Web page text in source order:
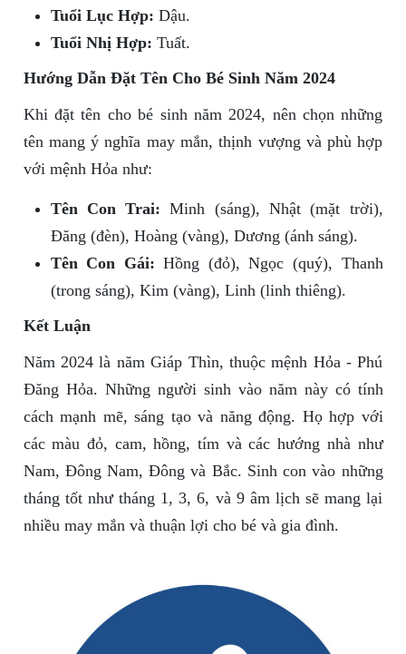
Tuổi Lục Hợp: Dậu.
Tuổi Nhị Hợp: Tuất.
Hướng Dẫn Đặt Tên Cho Bé Sinh Năm 2024
Khi đặt tên cho bé sinh năm 2024, nên chọn những
tên mang ý nghĩa may mắn, thịnh vượng và phù hợp
với mệnh Hỏa như:
Tên Con Trai: Minh (sáng), Nhật (mặt trời),
Đăng (đèn), Hoàng (vàng), Dương (ánh sáng).
Tên Con Gái: Hồng (đỏ), Ngọc (quý), Thanh
(trong sáng), Kim (vàng), Linh (linh thiêng).
Kết Luận
Năm 2024 là năm Giáp Thìn, thuộc mệnh Hỏa - Phú
Đăng Hỏa. Những người sinh vào năm này có tính
cách mạnh mẽ, sáng tạo và năng động. Họ hợp với
các màu đỏ, cam, hồng, tím và các hướng nhà như
Nam, Đông Nam, Đông và Bắc. Sinh con vào những
tháng tốt như tháng 1, 3, 6, và 9 âm lịch sẽ mang lại
nhiều may mắn và thuận lợi cho bé và gia đình.